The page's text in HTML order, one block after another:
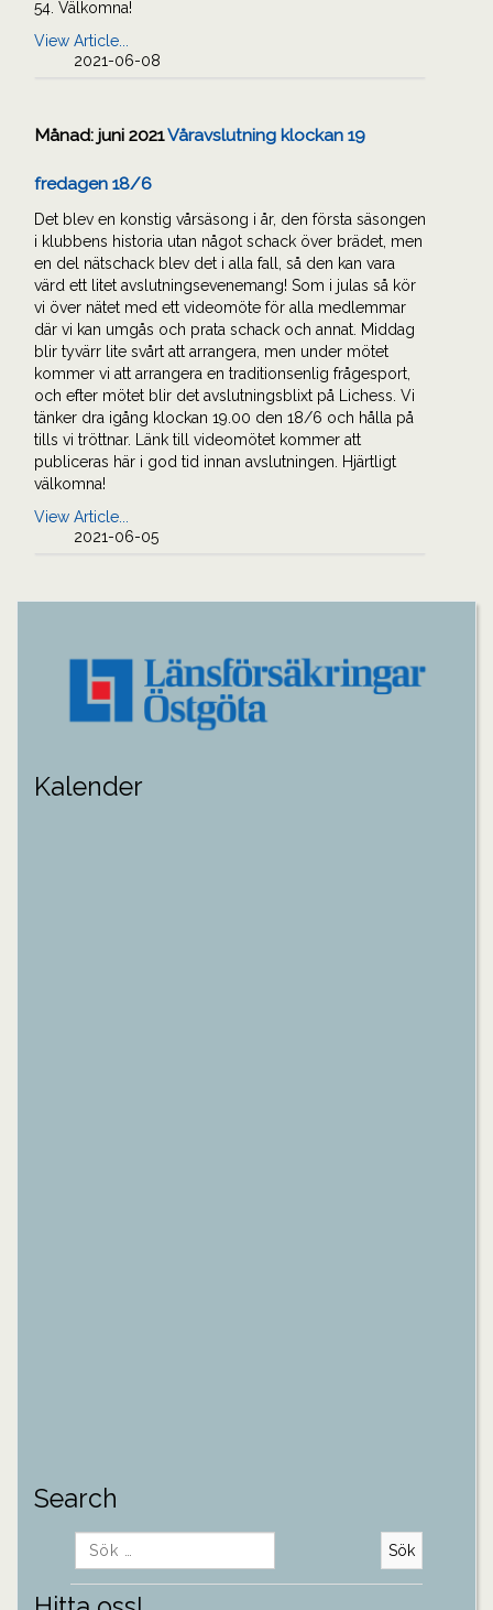
54. Välkomna!
View Article...
2021-06-08
Månad: juni 2021Våravslutning klockan 19
fredagen 18/6
Det blev en konstig vårsäsong i år, den första säsongen
i klubbens historia utan något schack över brädet, men
en del nätschack blev det i alla fall, så den kan vara
värd ett litet avslutningsevenemang! Som i julas så kör
vi över nätet med ett videomöte för alla medlemmar
där vi kan umgås och prata schack och annat. Middag
blir tyvärr lite svårt att arrangera, men under mötet
kommer vi att arrangera en traditionsenlig frågesport,
och efter mötet blir det avslutningsblixt på Lichess. Vi
tänker dra igång klockan 19.00 den 18/6 och hålla på
tills vi tröttnar. Länk till videomötet kommer att
publiceras här i god tid innan avslutningen. Hjärtligt
välkomna!
View Article...
2021-06-05
Kalender
Search
Sök
efter: